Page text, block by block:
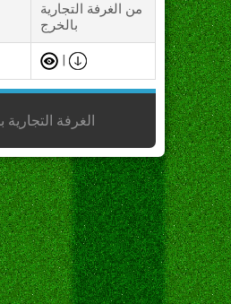
من الغرفة التجارية
بالخرج
الغرفة التجارية